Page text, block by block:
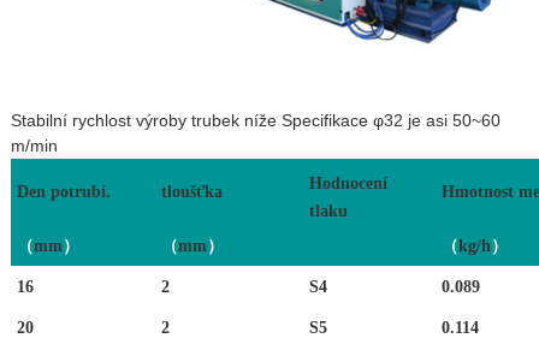
Stabilní rychlost výroby trubek níže Specifikace φ32 je asi 50~60
m/min
Den potrubí. tloušťka
Hodnocení
tlaku
Hmotnost
（mm ） （mm ） （kg/h）
16 2 S4 0.089
20 2 S5 0.114